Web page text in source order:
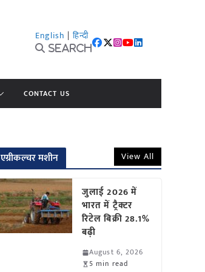
English | हिन्दी
Search
CONTACT US
एग्रीकल्चर मशीन View All
जुलाई 2026 में
भारत में ट्रैक्टर
रिटेल बिक्री 28.1%
बढ़ी
August 6, 2026
5 min read